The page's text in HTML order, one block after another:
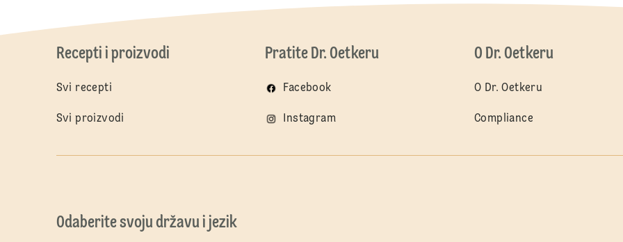
Recepti i proizvodi Pratite Dr. Oetkeru O Dr. Oetkeru
Svi recepti
Svi proizvodi
Facebook
Instagram
O Dr. Oetkeru
Compliance
Odaberite svoju državu i jezik